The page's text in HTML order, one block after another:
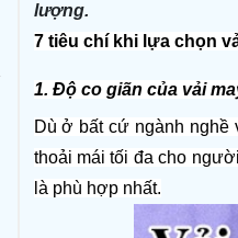
lượng.
7 tiêu chí khi lựa chọn
1. Độ co giãn của vải
Dù ở bất cứ ngành nghề
thoải mái tối đa cho
là phù hợp nhất.